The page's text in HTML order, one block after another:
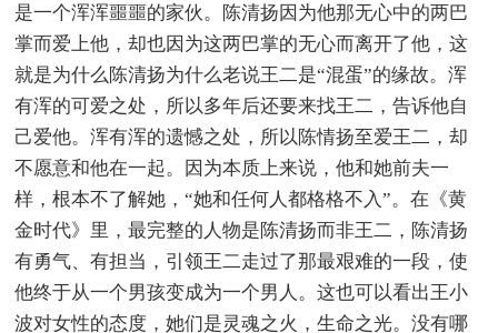
是一个浑浑噩噩的家伙。陈清扬因为他那无心中的两巴
掌而爱上他，却也因为这两巴掌的无心而离开了他，这
就是为什么陈清扬为什么老说王二是“混蛋”的缘故。浑
有浑的可爱之处，所以多年后还要来找王二，告诉他自
己爱他。浑有浑的遗憾之处，所以陈情扬至爱王二，却
不愿意和他在一起。因为本质上来说，他和她前夫一
样，根本不了解她，“她和任何人都格格不入”。在《黄
金时代》里，最完整的人物是陈清扬而非王二，陈清扬
有勇气、有担当，引领王二走过了那最艰难的一段，使
他终于从一个男孩变成为一个男人。这也可以看出王小
波对女性的态度，她们是灵魂之火，生命之光。没有哪